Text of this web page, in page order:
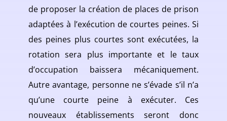
de proposer la création de places de prison
adaptées à l’exécution de courtes peines. Si
des peines plus courtes sont exécutées, la
rotation sera plus importante et le taux
d’occupation baissera mécaniquement.
Autre avantage, personne ne s’évade s’il n’a
qu’une courte peine à exécuter. Ces
nouveaux établissements seront donc